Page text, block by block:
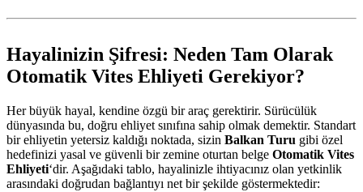
Hayalinizin Şifresi: Neden Tam Olarak
Otomatik Vites Ehliyeti Gerekiyor?
Her büyük hayal, kendine özgü bir araç gerektirir. Sürücülük
dünyasında bu, doğru ehliyet sınıfına sahip olmak demektir. Standart
bir ehliyetin yetersiz kaldığı noktada, sizin Balkan Turu gibi özel
hedefinizi yasal ve güvenli bir zemine oturtan belge Otomatik Vites
Ehliyeti‘dir. Aşağıdaki tablo, hayalinizle ihtiyacınız olan yetkinlik
arasındaki doğrudan bağlantıyı net bir şekilde göstermektedir: